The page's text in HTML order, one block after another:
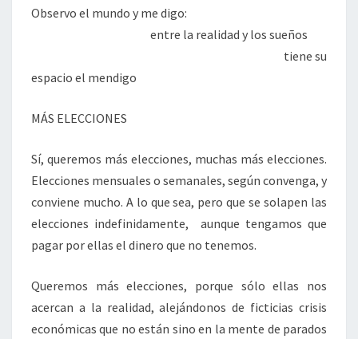
Observo el mundo y me digo:
entre la realidad y los sueños
tiene su
espacio el mendigo
MÁS ELECCIONES
Sí, queremos más elecciones, muchas más elecciones.
Elecciones mensuales o semanales, según convenga, y
conviene mucho. A lo que sea, pero que se solapen las
elecciones indefinidamente, aunque tengamos que
pagar por ellas el dinero que no tenemos.
Queremos más elecciones, porque sólo ellas nos
acercan a la realidad, alejándonos de ficticias crisis
económicas que no están sino en la mente de parados